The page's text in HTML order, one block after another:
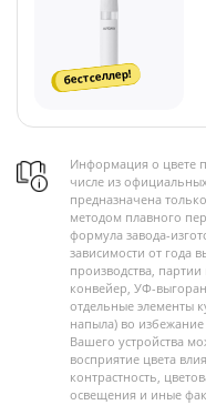
бестселлер!
Информация о цвете
числе из
предназначена
методом плавного
формула завода-
зависимости от года
производства,
конвейер, УФ-
отдельные элементы
напыла) во
Вашего устройства
восприятие цвета
контрастность,
освещения и иные